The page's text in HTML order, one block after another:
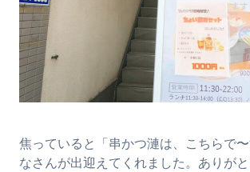
焦っていると「串かつ漣は、こちらで
なさんが出迎えてくれました。ありが